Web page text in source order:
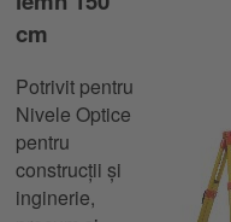
cm
Potrivit pentru
Nivele Optice
pentru
construcții și
inginerie,